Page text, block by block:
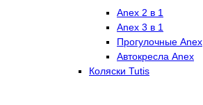
Anex 2 в 1
Anex 3 в 1
Прогулочные Anex
Автокресла Anex
Коляски Tutis